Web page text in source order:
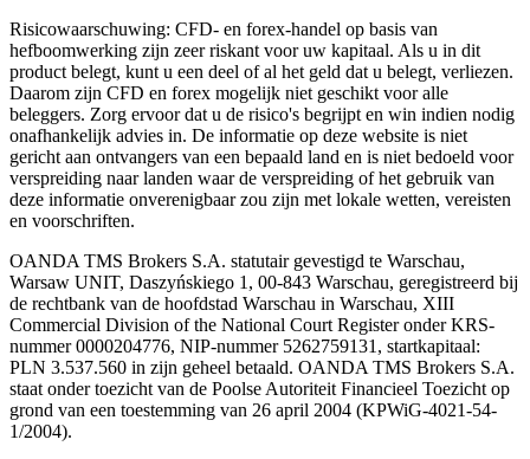
Risicowaarschuwing: CFD- en forex-handel op basis van
hefboomwerking zijn zeer riskant voor uw kapitaal. Als u in dit
product belegt, kunt u een deel of al het geld dat u belegt, verliezen.
Daarom zijn CFD en forex mogelijk niet geschikt voor alle
beleggers. Zorg ervoor dat u de risico's begrijpt en win indien nodig
onafhankelijk advies in. De informatie op deze website is niet
gericht aan ontvangers van een bepaald land en is niet bedoeld voor
verspreiding naar landen waar de verspreiding of het gebruik van
deze informatie onverenigbaar zou zijn met lokale wetten, vereisten
en voorschriften.
OANDA TMS Brokers S.A. statutair gevestigd te Warschau,
Warsaw UNIT, Daszyńskiego 1, 00-843 Warschau, geregistreerd bij
de rechtbank van de hoofdstad Warschau in Warschau, XIII
Commercial Division of the National Court Register onder KRS-
nummer 0000204776, NIP-nummer 5262759131, startkapitaal:
PLN 3.537.560 in zijn geheel betaald. OANDA TMS Brokers S.A.
staat onder toezicht van de Poolse Autoriteit Financieel Toezicht op
grond van een toestemming van 26 april 2004 (KPWiG-4021-54-
1/2004).